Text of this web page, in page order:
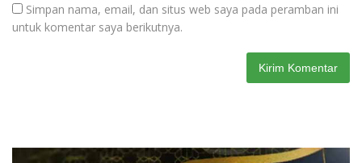
Simpan nama, email, dan situs web saya pada peramban ini
untuk komentar saya berikutnya.